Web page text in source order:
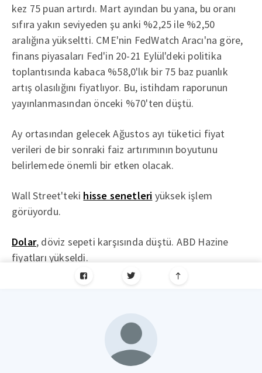
kez 75 puan artırdı. Mart ayından bu yana, bu oranı
sıfıra yakın seviyeden şu anki %2,25 ile %2,50
aralığına yükseltti. CME'nin FedWatch Aracı'na göre,
finans piyasaları Fed'in 20-21 Eylül'deki politika
toplantısında kabaca %58,0'lık bir 75 baz puanlık
artış olasılığını fiyatlıyor. Bu, istihdam raporunun
yayınlanmasından önceki %70'ten düştü.
Ay ortasından gelecek Ağustos ayı tüketici fiyat
verileri de bir sonraki faiz artırımının boyutunu
belirlemede önemli bir etken olacak.
Wall Street'teki hisse senetleri yüksek işlem
görüyordu.
Dolar, döviz sepeti karşısında düştü. ABD Hazine
fiyatları yükseldi.